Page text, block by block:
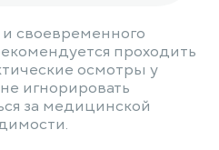
своевременного
проходить
осмотры у
игнорировать
за медицинской